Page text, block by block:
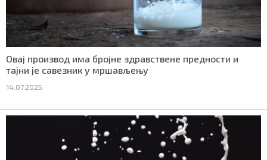
Овај производ има бројне здравствене предности и
тајни је савезник у мршављењу
14.07.2025.
ЗЕЛЕНИ ГРАД
ВИДЕО
СПЕЦИЈАЛИ
БЛОГ
СРБИЈА